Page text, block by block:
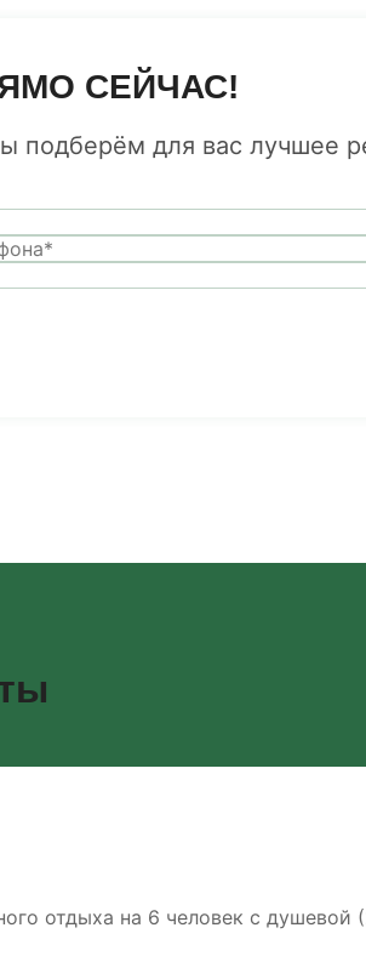
СЕЙЧАС!
подберём для вас лучшее
отдыха на 6 человек с душевой